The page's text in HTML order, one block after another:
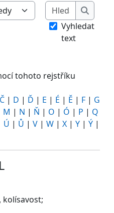
tohoto rejstříku
Hledat
Hledat
Vyhledat
text
tohoto rejstříku
Č | D | Ď | E | É | Ě | F | G
M | N | Ň | O | Ó | P | Q
Ú | Ů | V | W | X | Y | Ý |
L
kolísavost;